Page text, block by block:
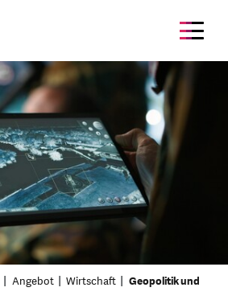
Angebot Wirtschaft
Geopolitik und